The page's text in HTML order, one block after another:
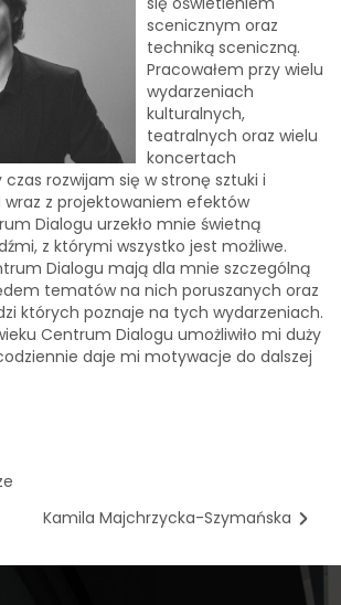
scenicznym oraz
techniką sceniczną.
Pracowałem przy wielu
wydarzeniach
kulturalnych,
teatralnych oraz wielu
koncertach
rozwijam się w stronę sztuki i
z projektowaniem efektów
Dialogu urzekło mnie świetną
z którymi wszystko jest możliwe.
Dialogu mają dla mnie szczególną
tematów na nich poruszanych oraz
których poznaje na tych wydarzeniach.
Centrum Dialogu umożliwiło mi duży
daje mi motywacje do dalszej
Kamila Majchrzycka-Szymańska